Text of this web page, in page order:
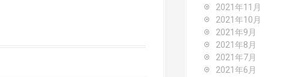
2021年11月
2021年10月
2021年9月
2021年8月
2021年7月
2021年6月